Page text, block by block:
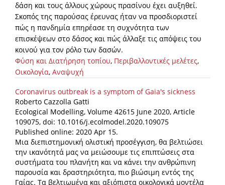
δάση και τους άλλους χώρους πρασίνου έχει αυξηθεί.
Σκοπός της παρούσας έρευνας ήταν να προσδιοριστεί
πώς η πανδημία επηρέασε τη συχνότητα των
επισκέψεων στο δάσος και πώς άλλαξε τις απόψεις του
κοινού για τον ρόλο των δασών.
Φύση και Διατήρηση τοπίου, Περιβαλλοντικές μελέτες,
Οικολογία, Αναψυχή
Coronavirus outbreak is a symptom of Gaia's sickness
Roberto Cazzolla Gatti
Ecological Modelling, Volume 42615 June 2020, Article
109075, doi: 10.1016/j.ecolmodel.2020.109075
Published online: 2020 Apr 15.
Μια διεπιστημονική ολιστική προσέγγιση, θα βελτιώσει
την ικανότητά μας να μειώσουμε τις επιπτώσεις στα
συστήματα του πλανήτη και να κάνει την ανθρώπινη
παρουσία και δραστηριότητα, πιο βιώσιμη εντός της
Γαίας. Τα βελτιωμένα και αξιόπιστα οικολογικά μοντέλα